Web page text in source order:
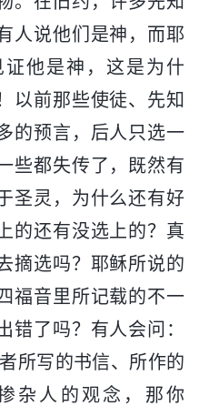
人说他们是神，而耶
他是神，这是为什
以前那些使徒、先知
的预言，后人只选一
些都失传了，既然有
圣灵，为什么还有好
的还有没选上的？真
摘选吗？耶稣所说的
福音里所记载的不一
错了吗？有人会问：
所写的书信、所作的
杂人的观念，那你